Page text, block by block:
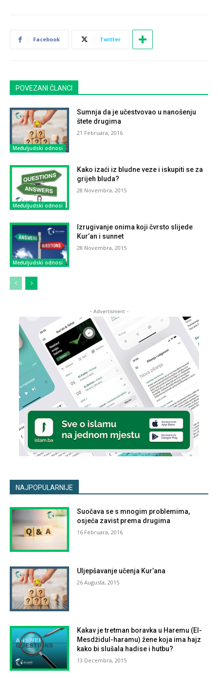
Facebook Twitter
POVEZANI ČLANCI
Međuljudski odnosi
Sumnja da je učestvovao u nanošenju
štete drugima
21 Februara, 2016
Međuljudski odnosi
Kako izaći iz bludne veze i iskupiti se za
grijeh bluda?
28 Novembra, 2015
Međuljudski odnosi
Izrugivanje onima koji čvrsto slijede
Kur’an i sunnet
28 Novembra, 2015
- Advertisment -
NAJPOPULARNIJE
Suočava se s mnogim problemima,
osjeća zavist prema drugima
16 Februara, 2016
Uljepšavanje učenja Kur’ana
26 Augusta, 2015
Kakav je tretman boravka u Haremu (El-
Mesdžidul-haramu) žene koja ima hajz
kako bi slušala hadise i hutbu?
13 Decembra, 2015